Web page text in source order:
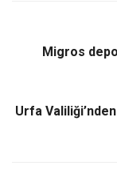
Migros
Urfa